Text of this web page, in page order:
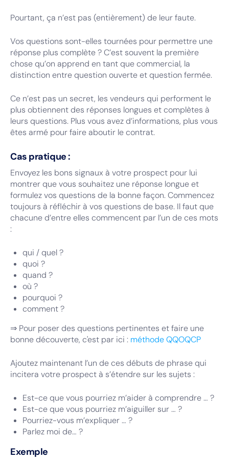
Pourtant, ça n’est pas (entièrement) de leur faute.
Vos questions sont-elles tournées pour permettre une
réponse plus complète ? C’est souvent la première
chose qu’on apprend en tant que commercial, la
distinction entre question ouverte et question fermée.
Ce n’est pas un secret, les vendeurs qui performent le
plus obtiennent des réponses longues et complètes à
leurs questions. Plus vous avez d’informations, plus vous
êtes armé pour faire aboutir le contrat.
Cas pratique :
Envoyez les bons signaux à votre prospect pour lui
montrer que vous souhaitez une réponse longue et
formulez vos questions de la bonne façon. Commencez
toujours à réfléchir à vos questions de base. Il faut que
chacune d’entre elles commencent par l’un de ces mots
:
qui / quel ?
quoi ?
quand ?
où ?
pourquoi ?
comment ?
⇒ Pour poser des questions pertinentes et faire une
bonne découverte, c'est par ici : méthode QQOQCP
Ajoutez maintenant l’un de ces débuts de phrase qui
incitera votre prospect à s’étendre sur les sujets :
Est-ce que vous pourriez m’aider à comprendre … ?
Est-ce que vous pourriez m’aiguiller sur … ?
Pourriez-vous m’expliquer … ?
Parlez moi de… ?
Exemple